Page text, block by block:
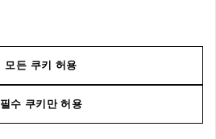
모든 쿠키 허용
필수 쿠키만 허용